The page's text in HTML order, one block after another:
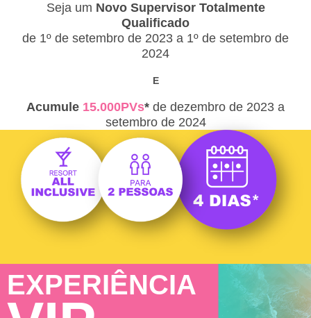
Seja um Novo Supervisor Totalmente
Qualificado
de 1º de setembro de 2023 a 1º de setembro de
2024
E
Acumule 15.000PVs* de dezembro de 2023 a
setembro de 2024
EXPERIÊNCIA